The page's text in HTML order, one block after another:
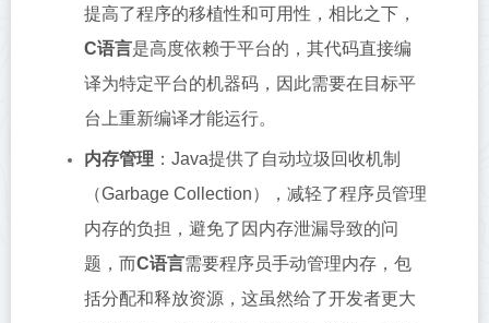
提高了程序的移植性和可用性，相比之下，
C语言是高度依赖于平台的，其代码直接编
译为特定平台的机器码，因此需要在目标平
台上重新编译才能运行。
内存管理 ：Java提供了自动垃圾回收机制
（Garbage Collection），减轻了程序员管理
内存的负担，避免了因内存泄漏导致的问
题，而C语言需要程序员手动管理内存，包
括分配和释放资源，这虽然给了开发者更大